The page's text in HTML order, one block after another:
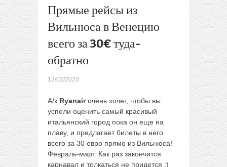
Прямые рейсы из
Вильнюса в Венецию
всего за 30€ туда-
обратно
13/02/2020
А/к Ryanairочень хочет, чтобы вы
успели оценить самый красивый
итальянский город пока он еще на
плаву, и предлагает билеты в него
всего за 30 евро прямо из Вильнюса!
Февраль-март. Как раз закончится
карнавал и толкаться не придется :)
отеле
всего за
163€ с
человека
всего за
320€ туда-
обратно на
Air
France/KLM
(март-
июнь)